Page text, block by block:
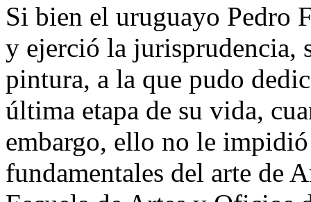
Si bien el uruguayo Pedro
y ejerció la jurisprudencia,
pintura, a la que pudo
última etapa de su vida,
embargo, ello no le
fundamentales del arte de